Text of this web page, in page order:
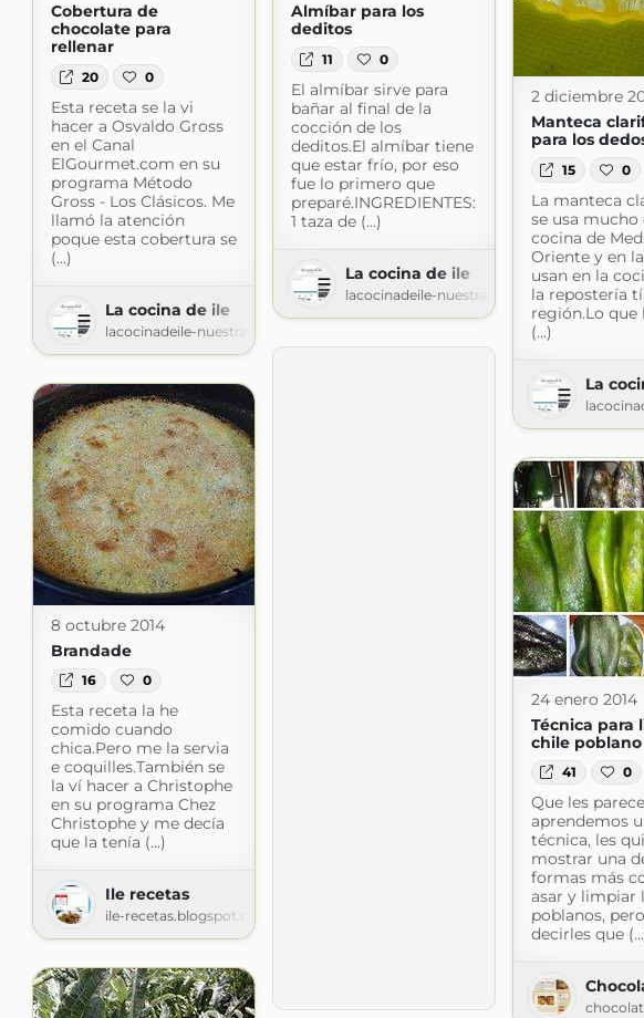
Cobertura de
chocolate para
rellenar
20 0
Esta receta se la vi
hacer a Osvaldo Gross
en el Canal
ElGourmet.com en su
programa Método
Gross - Los Clásicos. Me
llamó la atención
poque esta cobertura se
(...)
La cocina de ile
lacocinadeile-nuestrasrecetas.blogspot.com
Almíbar para los
deditos
11 0
El almíbar sirve para
bañar al final de la
cocción de los
deditos.El almíbar tiene
que estar frío, por eso
fue lo primero que
preparé.INGREDIENTES:
1 taza de (...)
La cocina de ile
lacocinadeile-nuestrasrecetas.blogspot.com
2 diciembre
Manteca
para los
15 0
La manteca
se usa mucho
cocina de
Oriente y en
usan en la
la repostería
región.Lo que
(...)
La
8 octubre 2014
Brandade
16 0
Esta receta la he
comido cuando
chica.Pero me la servia
e coquilles.También se
la ví hacer a Christophe
en su programa Chez
Christophe y me decía
que la tenía (...)
Ile recetas
ile-recetas.blogspot.com
24 enero 2014
Técnica para
chile poblano
41 0
Que les
aprendemos
técnica, les
mostrar una
formas más
asar y limpiar
poblanos,
decirles que